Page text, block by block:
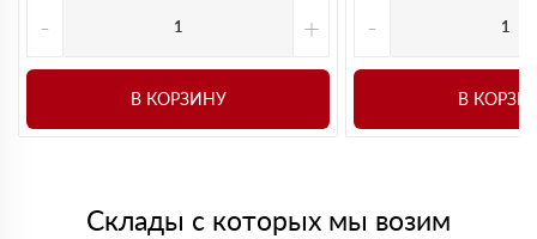
- +
В КОРЗИНУ
-
В
Склады с которых мы возим